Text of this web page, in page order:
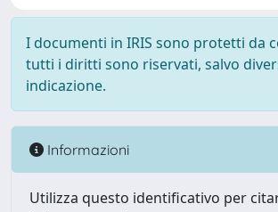
I documenti in IRIS sono protetti da
tutti i diritti sono riservati, salvo
indicazione.
Informazioni
Utilizza questo identificativo per